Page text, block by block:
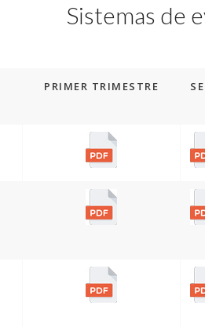
Sistemas de
PRIMER TRIMESTRE